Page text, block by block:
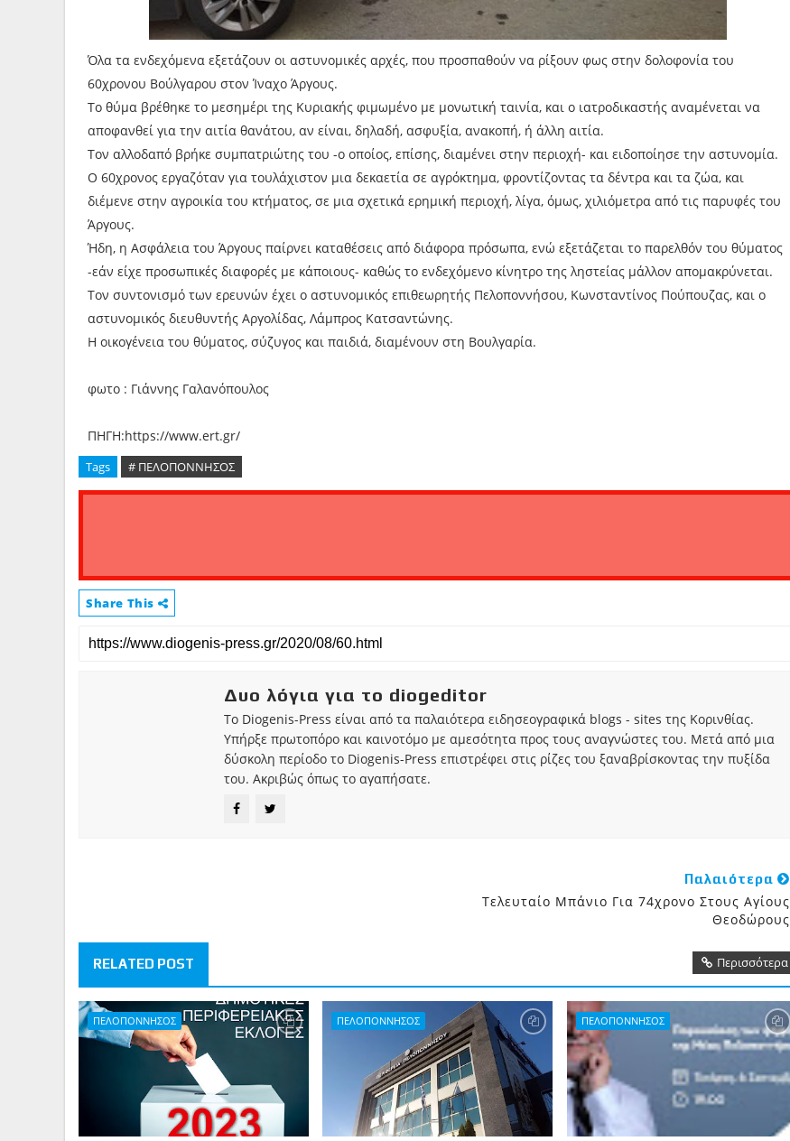
Όλα τα ενδεχόμενα εξετάζουν οι αστυνομικές αρχές, που προσπαθούν να ρίξουν φως στην δολοφονία του
60χρονου Βούλγαρου στον Ίναχο Άργους.
Το θύμα βρέθηκε το μεσημέρι της Κυριακής φιμωμένο με μονωτική ταινία, και ο ιατροδικαστής αναμένεται να
αποφανθεί για την αιτία θανάτου, αν είναι, δηλαδή, ασφυξία, ανακοπή, ή άλλη αιτία.
Τον αλλοδαπό βρήκε συμπατριώτης του -ο οποίος, επίσης, διαμένει στην περιοχή- και ειδοποίησε την αστυνομία.
Ο 60χρονος εργαζόταν για τουλάχιστον μια δεκαετία σε αγρόκτημα, φροντίζοντας τα δέντρα και τα ζώα, και
διέμενε στην αγροικία του κτήματος, σε μια σχετικά ερημική περιοχή, λίγα, όμως, χιλιόμετρα από τις παρυφές του
Άργους.
Ήδη, η Ασφάλεια του Άργους παίρνει καταθέσεις από διάφορα πρόσωπα, ενώ εξετάζεται το παρελθόν του θύματος
-εάν είχε προσωπικές διαφορές με κάποιους- καθώς το ενδεχόμενο κίνητρο της ληστείας μάλλον απομακρύνεται.
Τον συντονισμό των ερευνών έχει ο αστυνομικός επιθεωρητής Πελοποννήσου, Κωνσταντίνος Πούπουζας, και ο
αστυνομικός διευθυντής Αργολίδας, Λάμπρος Κατσαντώνης.
Η οικογένεια του θύματος, σύζυγος και παιδιά, διαμένουν στη Βουλγαρία.
φωτο : Γιάννης Γαλανόπουλος
ΠΗΓΗ:https://www.ert.gr/
Tags # ΠΕΛΟΠΟΝΝΗΣΟΣ
Share This
Δυο λόγια για το diogeditor
Το Diogenis-Press είναι από τα παλαιότερα ειδησεογραφικά blogs - sites της Κορινθίας.
Υπήρξε πρωτοπόρο και καινοτόμο με αμεσότητα προς τους αναγνώστες του. Μετά από μια
δύσκολη περίοδο το Diogenis-Press επιστρέφει στις ρίζες του ξαναβρίσκοντας την πυξίδα
του. Ακριβώς όπως το αγαπήσατε.
Παλαιότερα
Τελευταίο Μπάνιο Για 74χρονο Στους Αγίους
Θεοδώρους
RELATED POST Περισσότερα
ΠΕΛΟΠΟΝΝΗΣΟΣ ΠΕΛΟΠΟΝΝΗΣΟΣ ΠΕΛΟΠΟΝΝΗΣΟΣ